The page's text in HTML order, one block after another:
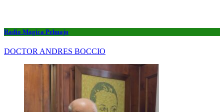
Radio Magica Pehuajo
DOCTOR ANDRES BOCCIO